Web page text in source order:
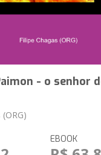
- o senhor
EBOOK